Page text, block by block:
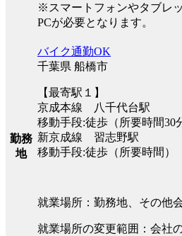
※スマートフォンやタブレ
PCが必要となります。
勤務
地
バイク通勤OK
千葉県 船橋市
【最寄駅１】
京成本線 八千代台駅
移動手段:徒歩（所要時間30
新京成線 習志野駅
移動手段:徒歩（所要時間）
就業場所：勤務地、その他
就業場所の変更範囲：会社